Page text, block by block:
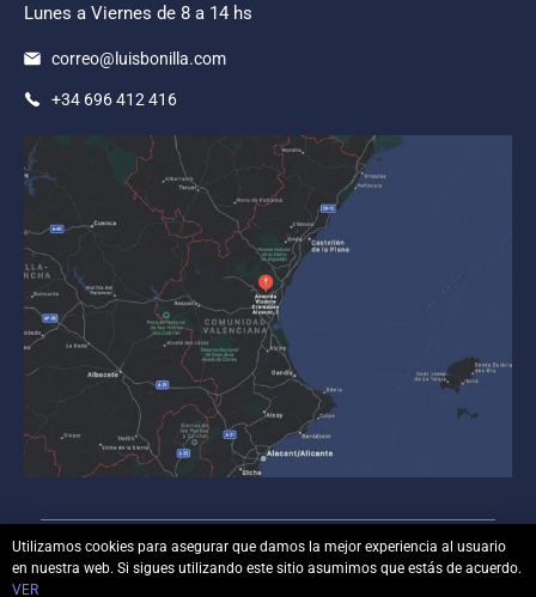
Lunes a Viernes de 8 a 14 hs
correo@luisbonilla.com
+34 696 412 416
Utilizamos cookies para asegurar que damos la mejor experiencia al usuario
en nuestra web. Si sigues utilizando este sitio asumimos que estás de acuerdo.
VER